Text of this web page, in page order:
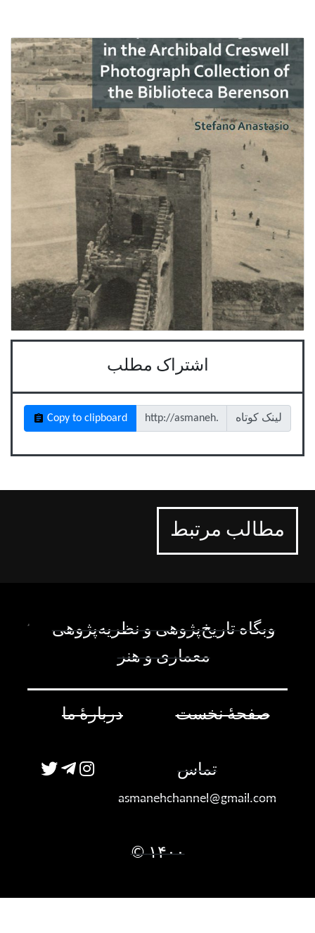
اشتراک مطلب
لینک کوتاه Copy to clipboard
مطالب مرتبط
وبگاه تاریخ‌پژوهی و نظریه‌پژوهی
معماری و هنر
صفحۀ نخست دربارۀ ما
تماس
asmanehchannel@gmail.com
۱۴۰۰ ©